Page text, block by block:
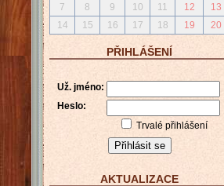
7
8 9 10 11 12
13
14
15 16 17 18 19 20
PŘIHLÁŠENÍ
Už. jméno:
Heslo:
Trvalé přihlášení
AKTUALIZACE